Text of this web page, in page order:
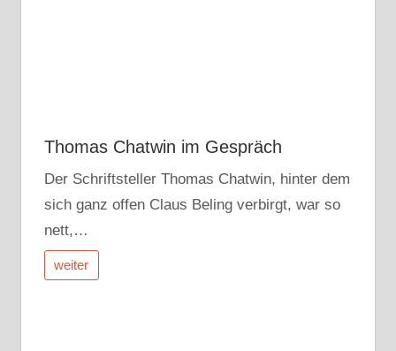
Thomas Chatwin im Gespräch
Der Schriftsteller Thomas Chatwin, hinter dem
sich ganz offen Claus Beling verbirgt, war so
nett,…
weiter